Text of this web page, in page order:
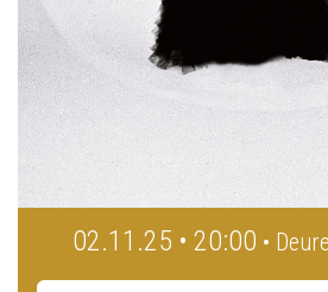
02.11.25 • 20:00 •